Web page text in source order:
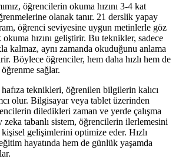
öğrencilerin okuma hızını 3-4 kat
olanak tanır. 21 derslik yapay
öğrenci seviyesine uygun metinlerle göz
hızını geliştirir. Bu teknikler, sadece
kalmaz, aynı zamanda okuduğunu anlama
Böylece öğrenciler, hem daha hızlı hem de
sağlar.
teknikleri, öğrenilen bilgilerin kalıcı
olur. Bilgisayar veya tablet üzerinden
diledikleri zaman ve yerde çalışma
zeka tabanlı sistem, öğrencilerin ilerlemesini
gelişimlerini optimize eder. Hızlı
hayatında hem de günlük yaşamda